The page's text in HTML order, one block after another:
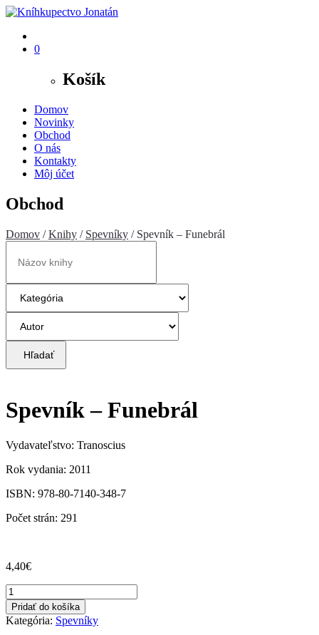
0
Košík
Domov
Novinky
Obchod
O nás
Kontakty
Môj účet
Obchod
Domov /Knihy / Spevníky / Spevník – Funebrál
Hľadať
Spevník – Funebrál
Vydavateľstvo: Tranoscius
Rok vydania: 2011
ISBN: 978-80-7140-348-7
Počet strán: 291
4,40€
množstvo
Spevník
-
Funebrál
Pridať do košíka
Kategória: Spevníky